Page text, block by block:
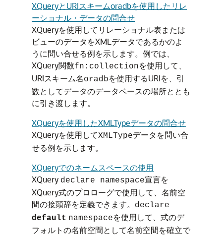
XQueryとURIスキームoradbを使用したリレ
ーショナル・データの問合せ
XQueryを使用してリレーショナル表または
ビューのデータをXMLデータであるかのよ
うに問い合せる例を示します。例では、
XQuery関数fn:collectionを使用して、
URIスキーム名oradbを使用するURIを、引
数としてデータのデータベースの場所ととも
に引き渡します。
XQueryを使用したXMLTypeデータの問合せ
XQueryを使用してXMLTypeデータを問い合
せる例を示します。
XQueryでのネームスペースの使用
XQuery declare namespace宣言を
XQuery式のプロローグで使用して、名前空
間の接頭辞を定義できます。
declare
default namespaceを使用して、式のデ
フォルトの名前空間として名前空間を確立で